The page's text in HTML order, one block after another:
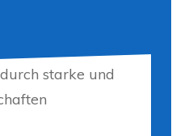
starke und